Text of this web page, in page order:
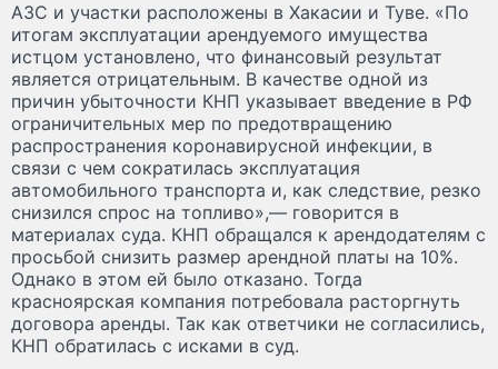
АЗС и участки расположены в Хакасии и Туве. «По
итогам эксплуатации арендуемого имущества
истцом установлено, что финансовый результат
является отрицательным. В качестве одной из
причин убыточности КНП указывает введение в РФ
ограничительных мер по предотвращению
распространения коронавирусной инфекции, в
связи с чем сократилась эксплуатация
автомобильного транспорта и, как следствие, резко
снизился спрос на топливо»,— говорится в
материалах суда. КНП обращался к арендодателям с
просьбой снизить размер арендной платы на 10%.
Однако в этом ей было отказано. Тогда
красноярская компания потребовала расторгнуть
договора аренды. Так как ответчики не согласились,
КНП обратилась с исками в суд.